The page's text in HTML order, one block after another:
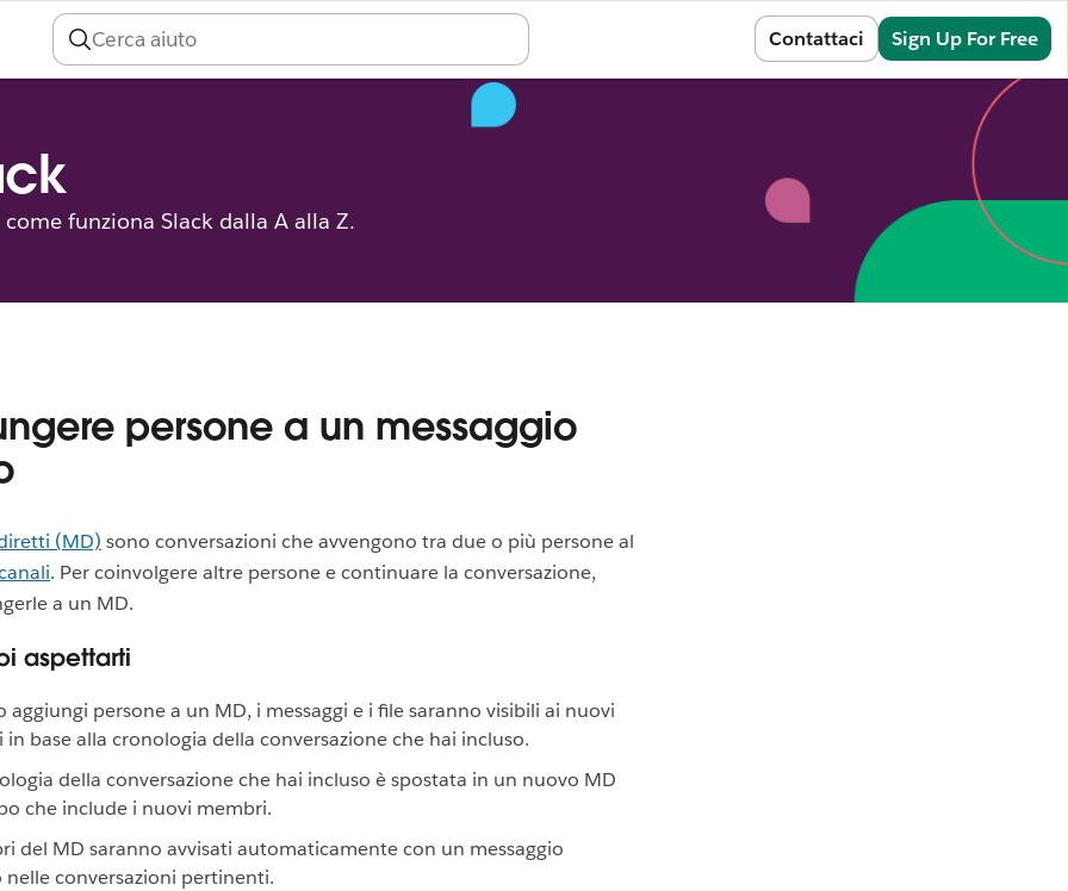
Contattaci Sign Up For Free
funziona Slack dalla A alla Z.
persone a un messaggio
(MD) sono conversazioni che avvengono tra due o più persone al
. Per coinvolgere altre persone e continuare la conversazione,
a un MD.
aspettarti
aggiungi persone a un MD, i messaggi e i file saranno visibili ai nuovi
in base alla cronologia della conversazione che hai incluso.
della conversazione che hai incluso è spostata in un nuovo MD
che include i nuovi membri.
del MD saranno avvisati automaticamente con un messaggio
nelle conversazioni pertinenti.